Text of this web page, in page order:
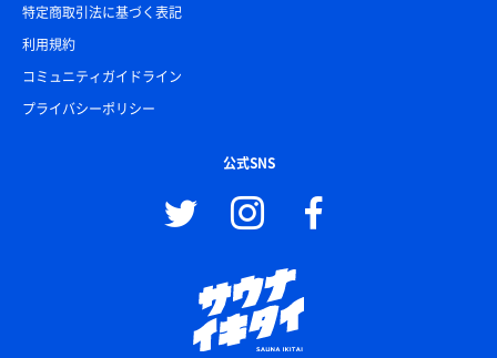
特定商取引法に基づく表記
利用規約
コミュニティガイドライン
プライバシーポリシー
公式SNS